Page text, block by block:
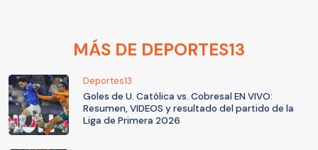
MÁS DE DEPORTES13
Deportes13
Goles de U. Católica vs. Cobresal EN VIVO:
Resumen, VIDEOS y resultado del partido de la
Liga de Primera 2026